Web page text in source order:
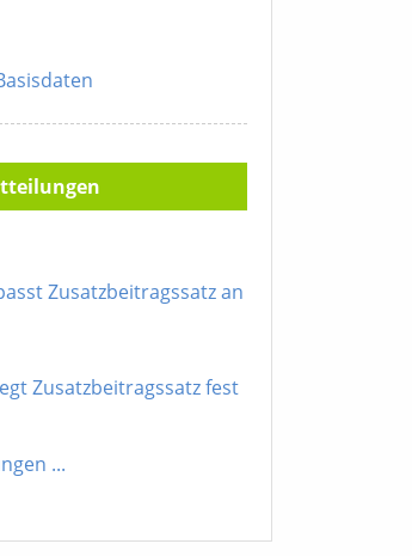
Zusatzbeitragssatz an
Zusatzbeitragssatz fest
...